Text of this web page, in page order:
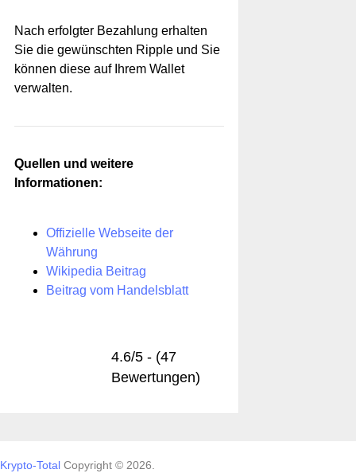
Nach erfolgter Bezahlung erhalten
Sie die gewünschten Ripple und Sie
können diese auf Ihrem Wallet
verwalten.
Quellen und weitere
Informationen:
Offizielle Webseite der
Währung
Wikipedia Beitrag
Beitrag vom Handelsblatt
4.6/5 - (47
Bewertungen)
Krypto-Total Copyright © 2026.